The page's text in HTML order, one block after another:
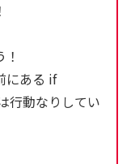
にある if
動なりしてい